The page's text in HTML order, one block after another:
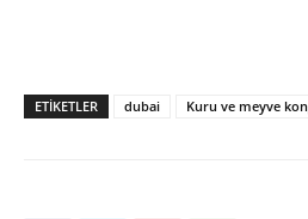
ETIKETLER dubai Kuru ve meyve